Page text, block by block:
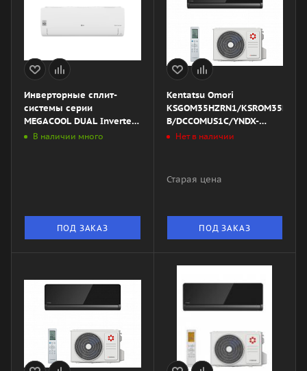
Инверторные сплит-
системы серии
MEGACOOL DUAL Inverter
P07EP2
В наличии много
ПОД ЗАКАЗ
Kentatsu Omori
KSGOM35HZRN1/
B/DCCOMUS1C/YNDX-
00020K
Нет в наличии
Старая цена
ПОД ЗАКАЗ